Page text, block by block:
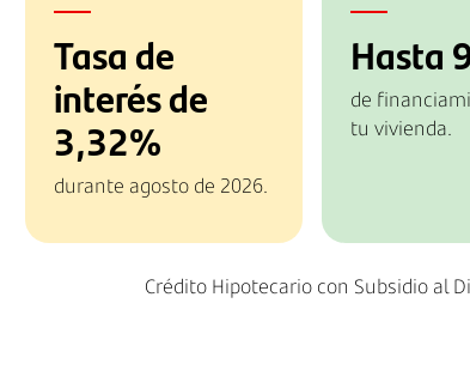
Tasa de
interés de
3,32%
durante agosto de 2026.
Hasta
de
tu vivienda.
Crédito Hipotecario con Subsidio al